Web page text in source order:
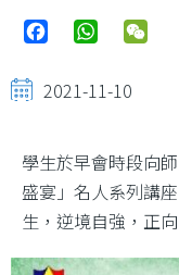
FacebookWhatsApp
2021-11-10
學生於早會時段向
盛宴」名人系列講
生，逆境自強，正